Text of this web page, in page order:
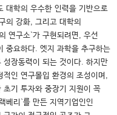
대학의 우수한 인력을 기반으로
의 강화, 그리고 대학의
연구소`가 구현되려면, 우선
중요하다. 엣지 과학을 추구하는
장동력이 되는 것이다. 하지만
인 연구몰입 환경의 조성이며,
기 투자와 중장기 지원이 꼭
베리`를 만든 지역기업인인